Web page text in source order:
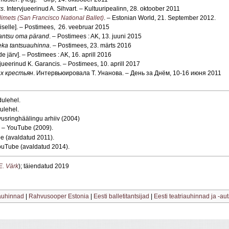
. Intervjueerinud A. Sihvart. – Kultuuripealinn, 28. oktoober 2011
(San Francisco National Ballet). – Estonian World, 21. September 2012.
– Postimees, 26. veebruar 2015
oma pärand. – Postimees : AK, 13. juuni 2015
tantsuauhinna. – Postimees, 23. märts 2016
järv]. – Postimees : AK, 16. aprill 2016
K. Garancis. – Postimees, 10. aprill 2017
крестьян. Интервьюировала Т. Унанова. – День за Днём, 10-16 июня 2011
.
arhiiv (2004)
– YouTube (2009).
(avaldatud 2011).
(avaldatud 2014).
Värk); täiendatud 2019
| Rahvusooper Estonia | Eesti balletitantsijad | Eesti teatriauhinnad ja -